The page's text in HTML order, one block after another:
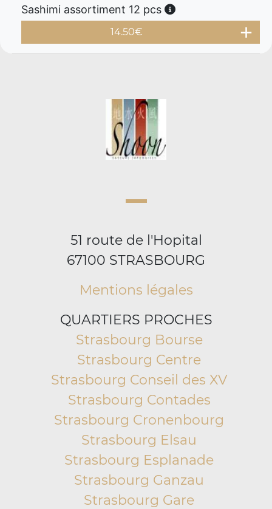
Sashimi assortiment 12 pcs
14.50€
51 route de l'Hopital
67100 STRASBOURG
Mentions légales
QUARTIERS PROCHES
Strasbourg Bourse
Strasbourg Centre
Strasbourg Conseil des XV
Strasbourg Contades
Strasbourg Cronenbourg
Strasbourg Elsau
Strasbourg Esplanade
Strasbourg Ganzau
Strasbourg Gare